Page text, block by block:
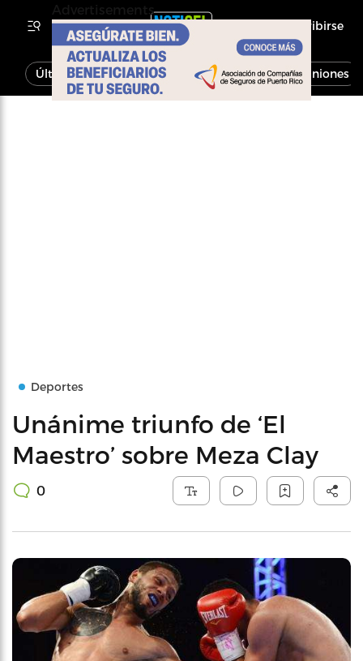
Inscribirse
Última Hora Noticias Economía Opiniones
Deportes
Unánime triunfo de ‘El
Maestro’ sobre Meza Clay
0
Advertisements